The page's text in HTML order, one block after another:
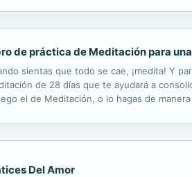
de práctica de Meditación para
sientas que todo se cae, ¡medita! Y
de 28 días que te ayudará a
el de Meditación, o lo hagas de
Del Amor